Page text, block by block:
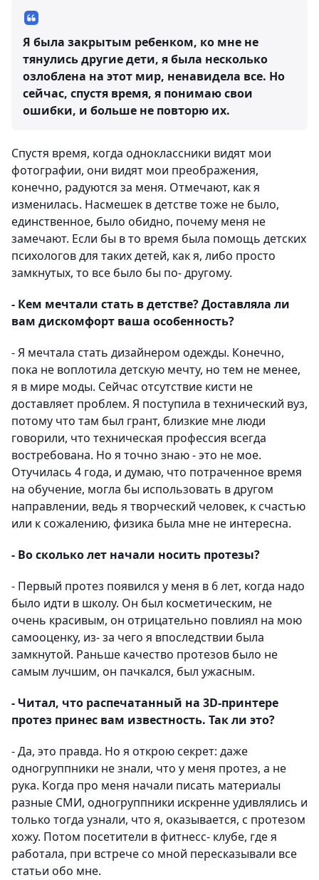
Я была закрытым ребенком, ко мне не
тянулись другие дети, я была несколько
озлоблена на этот мир, ненавидела все. Но
сейчас, спустя время, я понимаю свои
ошибки, и больше не повторю их.
Спустя время, когда одноклассники видят мои
фотографии, они видят мои преображения,
конечно, радуются за меня. Отмечают, как я
изменилась. Насмешек в детстве тоже не было,
единственное, было обидно, почему меня не
замечают. Если бы в то время была помощь детских
психологов для таких детей, как я, либо просто
замкнутых, то все было бы по- другому.
- Кем мечтали стать в детстве? Доставляла ли
вам дискомфорт ваша особенность?
- Я мечтала стать дизайнером одежды. Конечно,
пока не воплотила детскую мечту, но тем не менее,
я в мире моды. Сейчас отсутствие кисти не
доставляет проблем. Я поступила в технический вуз,
потому что там был грант, близкие мне люди
говорили, что техническая профессия всегда
востребована. Но я точно знаю - это не мое.
Отучилась 4 года, и думаю, что потраченное время
на обучение, могла бы использовать в другом
направлении, ведь я творческий человек, к счастью
или к сожалению, физика была мне не интересна.
- Во сколько лет начали носить протезы?
- Первый протез появился у меня в 6 лет, когда надо
было идти в школу. Он был косметическим, не
очень красивым, он отрицательно повлиял на мою
самооценку, из- за чего я впоследствии была
замкнутой. Раньше качество протезов было не
самым лучшим, он пачкался, был ужасным.
- Читал, что распечатанный на 3D-принтере
протез принес вам известность. Так ли это?
- Да, это правда. Но я открою секрет: даже
одногруппники не знали, что у меня протез, а не
рука. Когда про меня начали писать материалы
разные СМИ, одногруппники искренне удивлялись и
только тогда узнали, что я, оказывается, с протезом
хожу. Потом посетители в фитнесс- клубе, где я
работала, при встрече со мной пересказывали все
статьи обо мне.